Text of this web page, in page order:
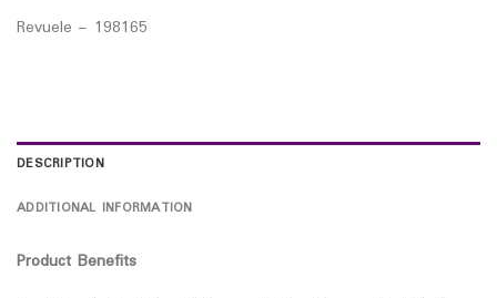
Revuele – 198165
DESCRIPTION
ADDITIONAL INFORMATION
Product Benefits